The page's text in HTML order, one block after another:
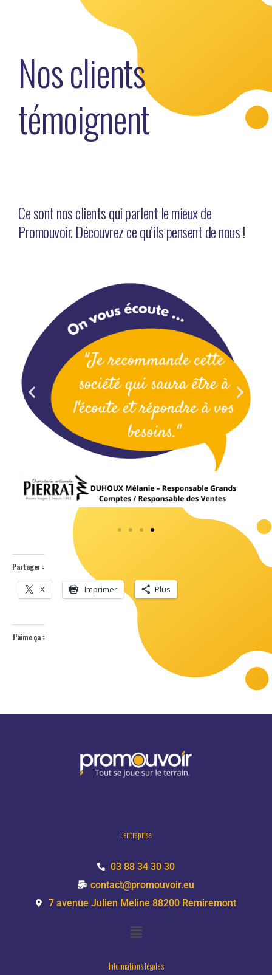
Nos clients
témoignent
Ce sont nos clients qui parlent le mieux de
Promouvoir. Découvrez ce qu’ils pensent de nous !
Partager :
X Imprimer Plus
J’aime ça :
L'entreprise
03 88 34 30 30
contact@promouvoir.eu
7 avenue Julien Meline 88200 Remiremont
Informations légales